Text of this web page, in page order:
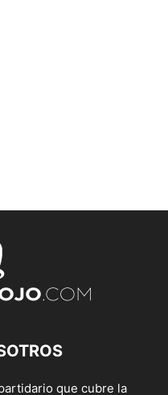
que cubre la